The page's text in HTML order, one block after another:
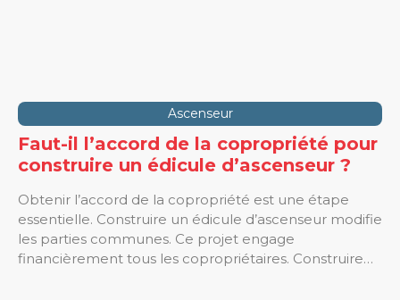
Ascenseur
Faut-il l’accord de la copropriété pour
construire un édicule d’ascenseur ?
Obtenir l’accord de la copropriété est une étape
essentielle. Construire un édicule d’ascenseur modifie
les parties communes. Ce projet engage
financièrement tous les copropriétaires. Construire…